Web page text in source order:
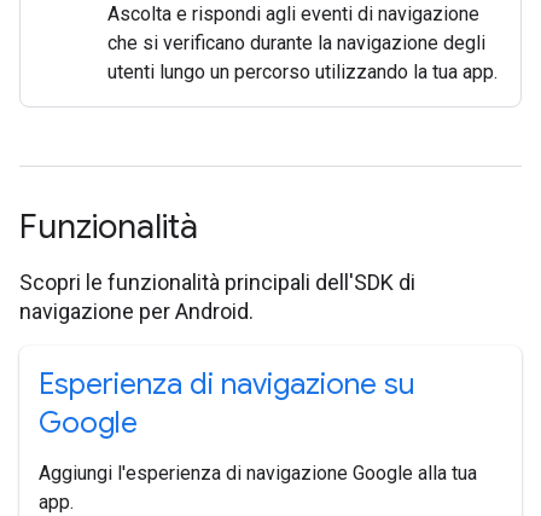
Ascolta e rispondi agli eventi di navigazione
che si verificano durante la navigazione degli
utenti lungo un percorso utilizzando la tua app.
Funzionalità
Scopri le funzionalità principali dell'SDK di
navigazione per Android.
Esperienza di navigazione su
Google
Aggiungi l'esperienza di navigazione Google alla tua
app.